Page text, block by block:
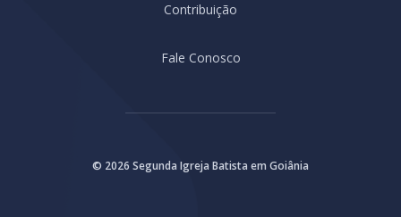
Contribuição
Fale Conosco
© 2026 Segunda Igreja Batista em Goiânia